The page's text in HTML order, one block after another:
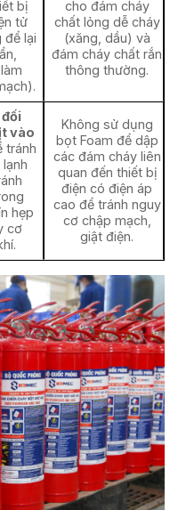
bị
tử
để lại
cho đám cháy
chất lỏng dễ cháy
(xăng, dầu) và
đám cháy chất rắn
thông thường.
vào
tránh
hẹp
cơ
Không sử dụng
bọt Foam để dập
các đám cháy liên
quan đến thiết bị
điện có điện áp
cao để tránh nguy
cơ chập mạch,
giật điện.